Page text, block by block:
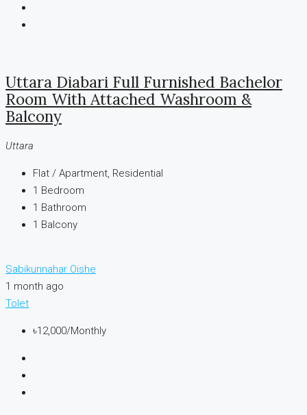
Uttara Diabari Full Furnished Bachelor
Room With Attached Washroom &
Balcony
Uttara
Flat / Apartment, Residential
1 Bedroom
1 Bathroom
1 Balcony
Sabikunnahar Oishe
1 month ago
Tolet
৳12,000/Monthly